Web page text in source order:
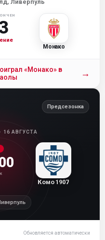
Ливерпуль
Монако
«Монако» в
→
Предсезонка
16 АВГУСТА
Комо 1907
Обновляется автоматически